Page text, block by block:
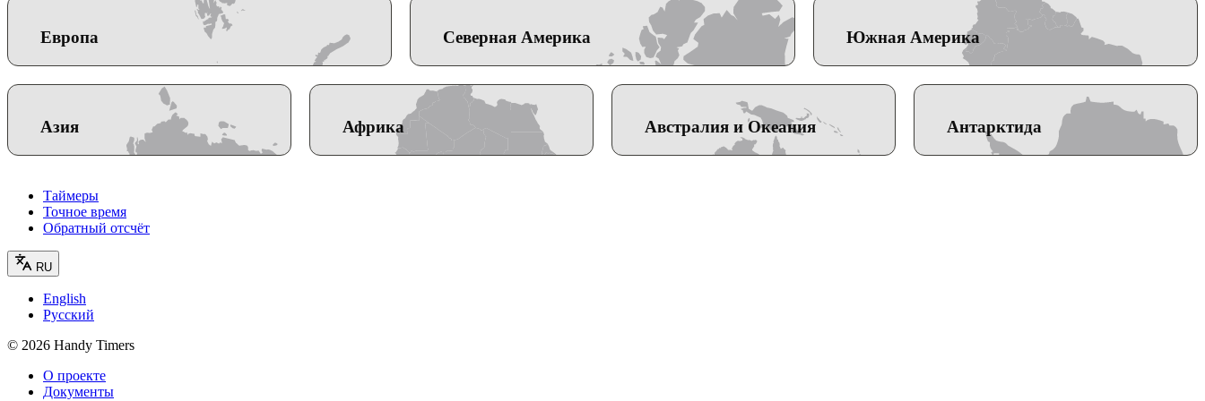
Европа Северная Америка Южная Америка
Азия Африка Австралия и Океания Антарктида
Таймеры
Точное время
Обратный отсчёт
RU
English
Русский
© 2026 Handy Timers
О проекте
Документы